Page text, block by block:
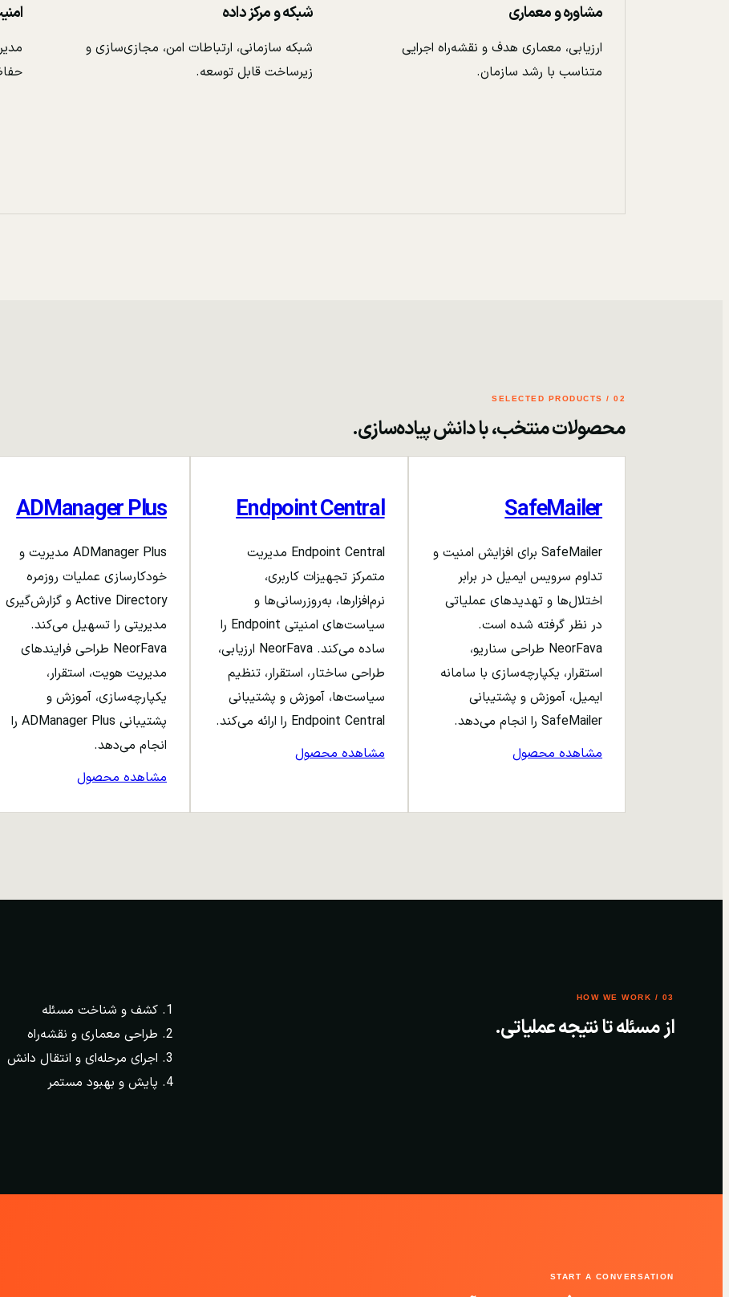
مشاوره و معماری
ارزیابی، معماری هدف و نقشه‌راه اجرایی
متناسب با رشد سازمان.
شبکه و مرکز داده
شبکه سازمانی، ارتباطات امن، مجازی‌سازی و
زیرساخت قابل توسعه.
02 / SELECTED PRODUCTS
محصولات منتخب، با دانش پیاده‌سازی.
SafeMailer
SafeMailer برای افزایش امنیت و
تداوم سرویس ایمیل در برابر
اختلال‌ها و تهدیدهای عملیاتی
در نظر گرفته شده است.
NeorFava طراحی سناریو،
استقرار، یکپارچه‌سازی با سامانه
ایمیل، آموزش و پشتیبانی
SafeMailer را انجام می‌دهد.
مشاهده محصول
Endpoint Central
Endpoint Central مدیریت
متمرکز تجهیزات کاربری،
نرم‌افزارها، به‌روزرسانی‌ها و
سیاست‌های امنیتی Endpoint را
ساده می‌کند. NeorFava ارزیابی،
طراحی ساختار، استقرار، تنظیم
سیاست‌ها، آموزش و پشتیبانی
Endpoint Central را ارائه می‌کند.
مشاهده محصول
ADManager Plus
ADManager Plus مدیریت و
خودکارسازی عملیات روزمره
Active Directory و گزارش‌گیری
مدیریتی را تسهیل می‌کند.
NeorFava طراحی فرایندهای
مدیریت هویت، استقرار،
یکپارچه‌سازی، آموزش و
پشتیبانی ADManager Plus را
انجام می‌دهد.
مشاهده محصول
03 / HOW WE WORK
از مسئله تا نتیجه عملیاتی.
کشف و شناخت مسئله
طراحی معماری و نقشه‌راه
اجرای مرحله‌ای و انتقال دانش
پایش و بهبود مستمر
START A CONVERSATION